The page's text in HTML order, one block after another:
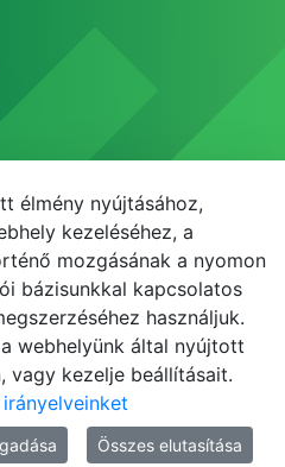
NEPTUN E-learning
élmény nyújtásához,
kezeléséhez, a
mozgásának a nyomon
bázisunkkal kapcsolatos
használjuk.
webhelyünk által nyújtott
vagy kezelje beállításait.
Összes elutasítása